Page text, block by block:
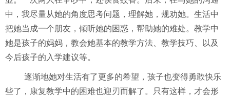
中，我尽量从她的角度思考问题，理解她，规劝她。生活中
把她当成一个朋友，倾听她的困惑，帮助她的难处。教学中
她是孩子的妈妈，教会她基本的教学方法、教学技巧、以及
今后孩子的入学建议等。
逐渐地她对生活有了更多的希望，孩子也变得勇敢快乐
些了，康复教学中的困难也迎刃而解了。只有这样，才会形